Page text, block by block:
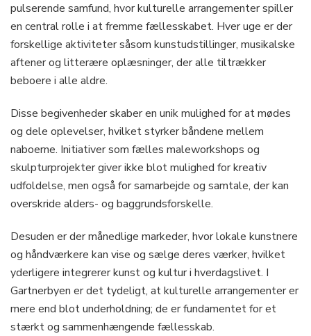
pulserende samfund, hvor kulturelle arrangementer spiller
en central rolle i at fremme fællesskabet. Hver uge er der
forskellige aktiviteter såsom kunstudstillinger, musikalske
aftener og litterære oplæsninger, der alle tiltrækker
beboere i alle aldre.
Disse begivenheder skaber en unik mulighed for at mødes
og dele oplevelser, hvilket styrker båndene mellem
naboerne. Initiativer som fælles maleworkshops og
skulpturprojekter giver ikke blot mulighed for kreativ
udfoldelse, men også for samarbejde og samtale, der kan
overskride alders- og baggrundsforskelle.
Desuden er der månedlige markeder, hvor lokale kunstnere
og håndværkere kan vise og sælge deres værker, hvilket
yderligere integrerer kunst og kultur i hverdagslivet. I
Gartnerbyen er det tydeligt, at kulturelle arrangementer er
mere end blot underholdning; de er fundamentet for et
stærkt og sammenhængende fællesskab.